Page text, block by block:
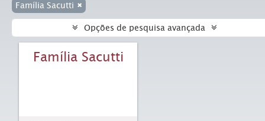
Família Sacutti
Opções de pesquisa avançada
Família Sacutti